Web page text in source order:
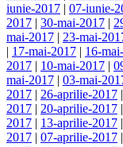
iunie-2017 | 07-iunie-
2017 | 30-mai-2017 |
mai-2017 | 23-mai-
| 17-mai-2017 | 16-
2017 | 10-mai-2017 |
mai-2017 | 03-mai-
2017 | 26-aprilie-2017 |
2017 | 20-aprilie-2017 |
2017 | 13-aprilie-2017 |
2017 | 07-aprilie-2017 |